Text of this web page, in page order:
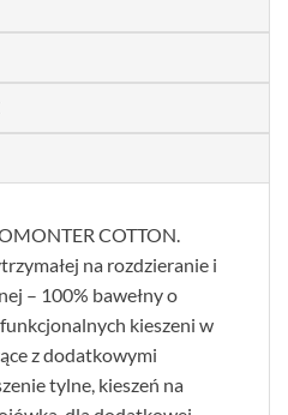
COTTON.
na rozdzieranie i
– 100% bawełny o
kieszeni w
z dodatkowymi
tylne, kieszeń na